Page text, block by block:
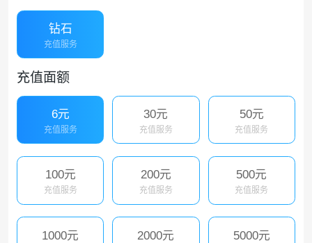
钻石
充值服务
充值面额
6元
充值服务
30元
充值服务
50元
充值服务
100元
充值服务
200元
充值服务
500元
充值服务
1000元 2000元 5000元